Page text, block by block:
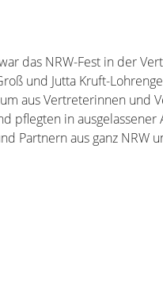
das NRW-Fest in der
und Jutta Kruft-
aus Vertreterinnen und
pflegten in ausgelassener
Partnern aus ganz NRW